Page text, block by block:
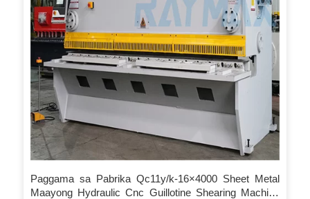
Paggama sa Pabrika Qc11y/k-16×4000 Sheet Metal
Maayong Hydraulic Cnc Guillotine Shearing Machine